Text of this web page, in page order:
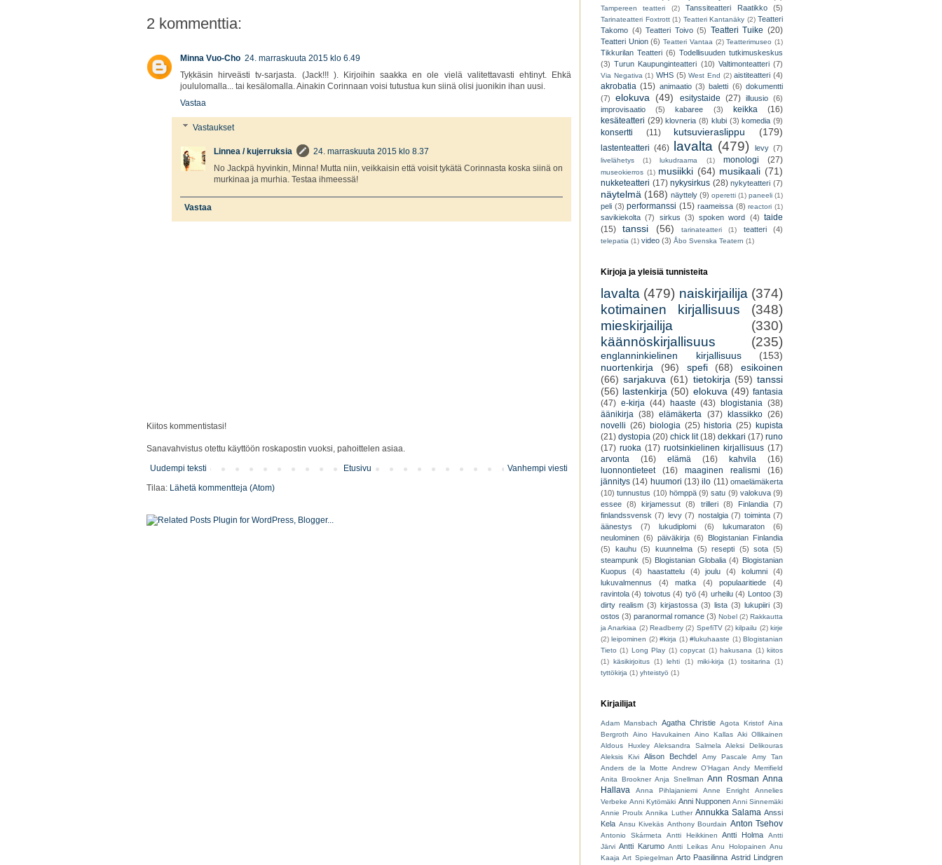
2 kommenttia:
Minna Vuo-Cho 24. marraskuuta 2015 klo 6.49
Tyķkäsin hirveästi tv-sarjasta. (Jack!!! ). Kirjoihin saakka en ole vielä valitettavasti ehtinyt. Ehkä
joululomalla... tai kesälomalla. Ainakin Corinnaan voisi tutustua kun siinä olisi juonikin ihan uusi.
Vastaa
Vastaukset
Linnea / kujerruksia
24. marraskuuta 2015 klo 8.37
No Jackpä hyvinkin, Minna! Mutta niin, veikkaisin että voisit tykätä Corinnasta koska siinä on
murkinaa ja murhia. Testaa ihmeessä!
Vastaa
Kiitos kommentistasi!
Sanavahvistus otettu käyttöön roskapostin vuoksi, pahoittelen asiaa.
Uudempi teksti
Vanhempi viesti
Etusivu
Tilaa: Lähetä kommentteja (Atom)
Tampereen teatteri (2) Tanssiteatteri Raatikko (5)
Tarinateatteri Foxtrott (1) Teatteri Kantanäky (2) Teatteri
Takomo (4) Teatteri Toivo (5) Teatteri Tuike (20)
Teatteri Union (6) Teatteri Vantaa (2) Teatterimuseo (1)
Tikkurilan Teatteri (6) Todellisuuden tutkimuskeskus
(3) Turun Kaupunginteatteri (10) Valtimonteatteri (7)
Via Negativa (1) WHS (5) West End (2) aistiteatteri (4)
akrobatia (15) animaatio (3) baletti (6) dokumentti
(7)
elokuva (49) esitystaide (27) illuusio (6)
improvisaatio
(5) kabaree (3) keikka
(16)
kesäteatteri (29) klovneria (8) klubi (3) komedia (9)
konsertti (11) kutsuvieraslippu (179)
lastenteatteri (46) lavalta (479) levy (7)
livelähetys (1) lukudraama (1) monologi (27)
museokierros (1) musiikki (64) musikaali (71)
nukketeatteri (17) nykysirkus (28) nykyteatteri (7)
näytelmä (168) näyttely (9) operetti (1) paneeli (1)
peli (3) performanssi (15) raameissa (8) reactori (1)
savikiekolta (7) sirkus (3) spoken word (4) taide
(15)
tanssi (56) tarinateatteri (1) teatteri (4)
telepatia (1) video (3) Åbo Svenska Teatern (1)
Kirjoja ja yleisiä tunnisteita
lavalta (479) naiskirjailija (374)
kotimainen kirjallisuus
(348)
mieskirjailija
(330)
käännöskirjallisuus
(235)
englanninkielinen kirjallisuus
(153)
nuortenkirja
(96) spefi (68)
esikoinen
(66) sarjakuva (61) tietokirja (59) tanssi
(56) lastenkirja (50) elokuva (49) fantasia
(47) e-kirja (44) haaste (43) blogistania (38)
äänikirja (38) elämäkerta (37) klassikko (26)
novelli (26) biologia (25) historia (25) kupista
(21) dystopia (20) chick lit (18) dekkari (17) runo
(17) ruoka (17) ruotsinkielinen kirjallisuus (17)
arvonta
(16) elämä (16) kahvila
(16)
luonnontieteet
(16) maaginen realismi
(16)
jännitys (14) huumori (13) ilo (11) omaelämäkerta
(10) tunnustus (10) hömppä (9) satu (9) valokuva (9)
essee (8) kirjamessut (8) trilleri (8) Finlandia (7)
finlandssvensk (7) levy (7) nostalgia (7) toiminta (7)
äänestys
(7) lukudiplomi (6) lukumaraton
(6)
neulominen (6) päiväkirja (6)
Blogistanian Finlandia
(5)
kauhu (5) kuunnelma (5) resepti (5) sota (5)
steampunk (5) Blogistanian Globalia (4)
Blogistanian
Kuopus
(4) haastattelu (4) joulu (4) kolumni
(4)
lukuvalmennus
(4) matka (4) populaaritiede
(4)
ravintola (4) toivotus (4) työ (4) urheilu (4) Lontoo (3)
dirty realism (3) kirjastossa (3) lista (3) lukupiiri (3)
ostos (3) paranormal romance (3) Nobel (2) Rakkautta
ja Anarkiaa (2) Readberry (2) SpefiTV (2) kilpailu (2) kirje
(2) leipominen (2) #kirja (1) #lukuhaaste (1) Blogistanian
Tieto (1) Long Play (1) copycat (1) hakusana (1) kiitos
(1)
käsikirjoitus (1) lehti (1) miki-kirja (1) tositarina (1)
tyttökirja (1) yhteistyö (1)
Kirjailijat
Adam Mansbach Agatha Christie Agota Kristof Aina
Bergroth
Aino Havukainen Aino Kallas Aki Ollikainen
Aldous Huxley
Aleksandra Salmela
Aleksi Delikouras
Aleksis Kivi
Alison Bechdel Amy Pascale
Amy Tan
Anders de la Motte
Andrew O'Hagan Andy Merrifield
Anita Brookner Anja Snellman Ann Rosman Anna
Hallava
Anna Pihlajaniemi Anne Enright
Annelies
Verbeke Anni Kytömäki Anni Nupponen Anni Sinnemäki
Annie Proulx Annika Luther Annukka Salama Anssi
Kela Ansu Kivekäs Anthony Bourdain Anton Tsehov
Antonio Skármeta Antti Heikkinen Antti Holma
Antti
Järvi Antti Karumo Antti Leikas Anu Holopainen Anu
Kaaja Art Spiegelman Arto Paasilinna Astrid Lindgren